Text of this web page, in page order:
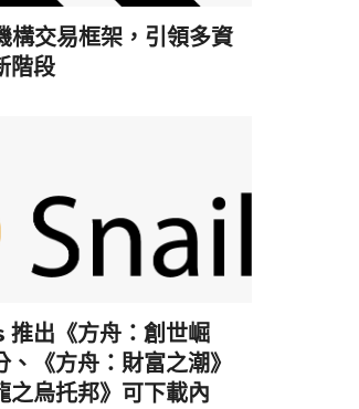
構交易框架，引領多資
階段
推出《方舟：創世崛
《方舟：財富之潮》
之烏托邦》可下載內